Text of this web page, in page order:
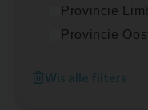
Provincie
Provincie
Wis alle filters
Cor­po­ra­te
Antwerpen